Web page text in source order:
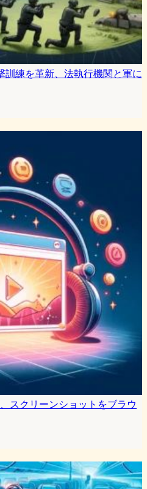
練を革新、法執行機関と軍に
スクリーンショットをブラウ